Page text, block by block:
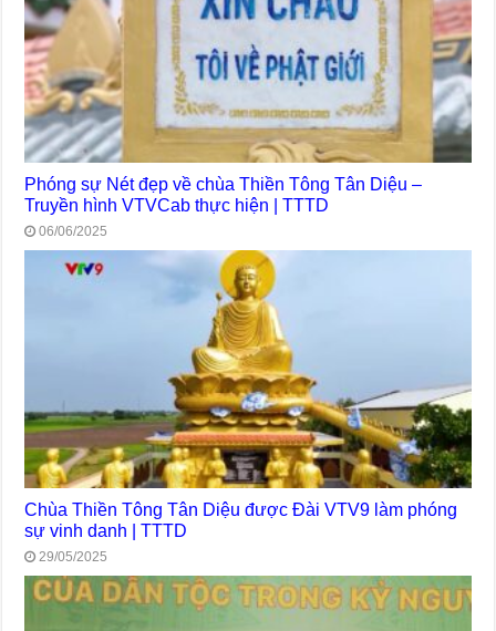
Phóng sự Nét đẹp về chùa Thiền Tông Tân Diệu –
Truyền hình VTVCab thực hiện | TTTD
06/06/2025
Chùa Thiền Tông Tân Diệu được Đài VTV9 làm phóng
sự vinh danh | TTTD
29/05/2025